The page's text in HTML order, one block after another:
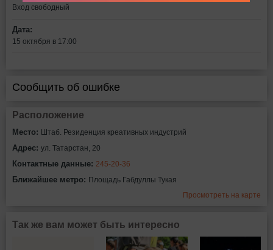
Вход свободный
Дата:
15 октября в 17:00
Сообщить об ошибке
Расположение
Место: Штаб. Резиденция креативных индустрий
Адрес: ул. Татарстан, 20
Контактные данные: 245-20-36
Ближайшее метро: Площадь Габдуллы Тукая
Просмотреть на карте
Так же вам может быть интересно